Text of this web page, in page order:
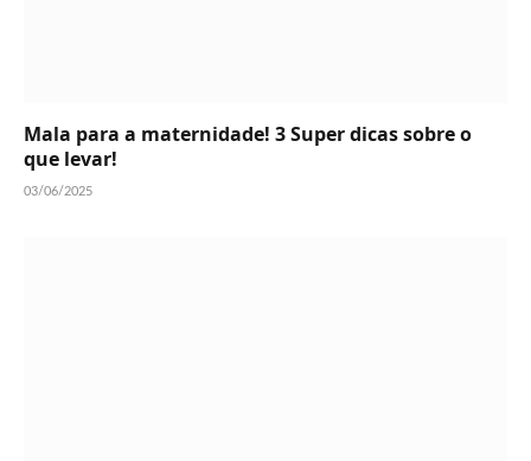
Mala para a maternidade! 3 Super dicas sobre o
que levar!
03/06/2025